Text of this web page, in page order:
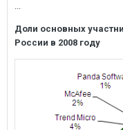
...
Доли основных
России в 2008 году